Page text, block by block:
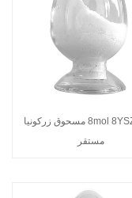
8mol 8YSZ yttria مسحوق زركونيا
مستقر